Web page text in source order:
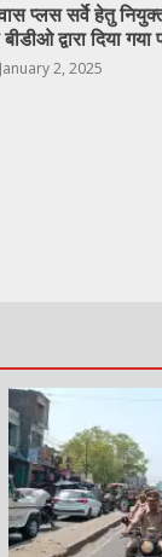
प्लस सर्वे हेतु
द्वारा दिया गया
January 2, 2025